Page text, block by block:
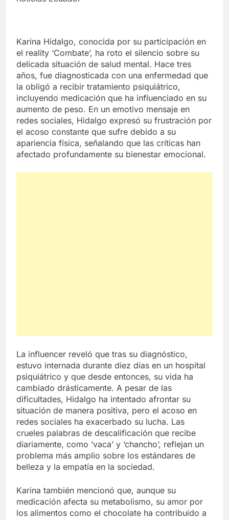
Karina Hidalgo, conocida por su participación en
el reality ‘Combate’, ha roto el silencio sobre su
delicada situación de salud mental. Hace tres
años, fue diagnosticada con una enfermedad que
la obligó a recibir tratamiento psiquiátrico,
incluyendo medicación que ha influenciado en su
aumento de peso. En un emotivo mensaje en
redes sociales, Hidalgo expresó su frustración por
el acoso constante que sufre debido a su
apariencia física, señalando que las críticas han
afectado profundamente su bienestar emocional.
La influencer reveló que tras su diagnóstico,
estuvo internada durante diez días en un hospital
psiquiátrico y que desde entonces, su vida ha
cambiado drásticamente. A pesar de las
dificultades, Hidalgo ha intentado afrontar su
situación de manera positiva, pero el acoso en
redes sociales ha exacerbado su lucha. Las
crueles palabras de descalificación que recibe
diariamente, como ‘vaca’ y ‘chancho’, reflejan un
problema más amplio sobre los estándares de
belleza y la empatía en la sociedad.
Karina también mencionó que, aunque su
medicación afecta su metabolismo, su amor por
los alimentos como el chocolate ha contribuido a